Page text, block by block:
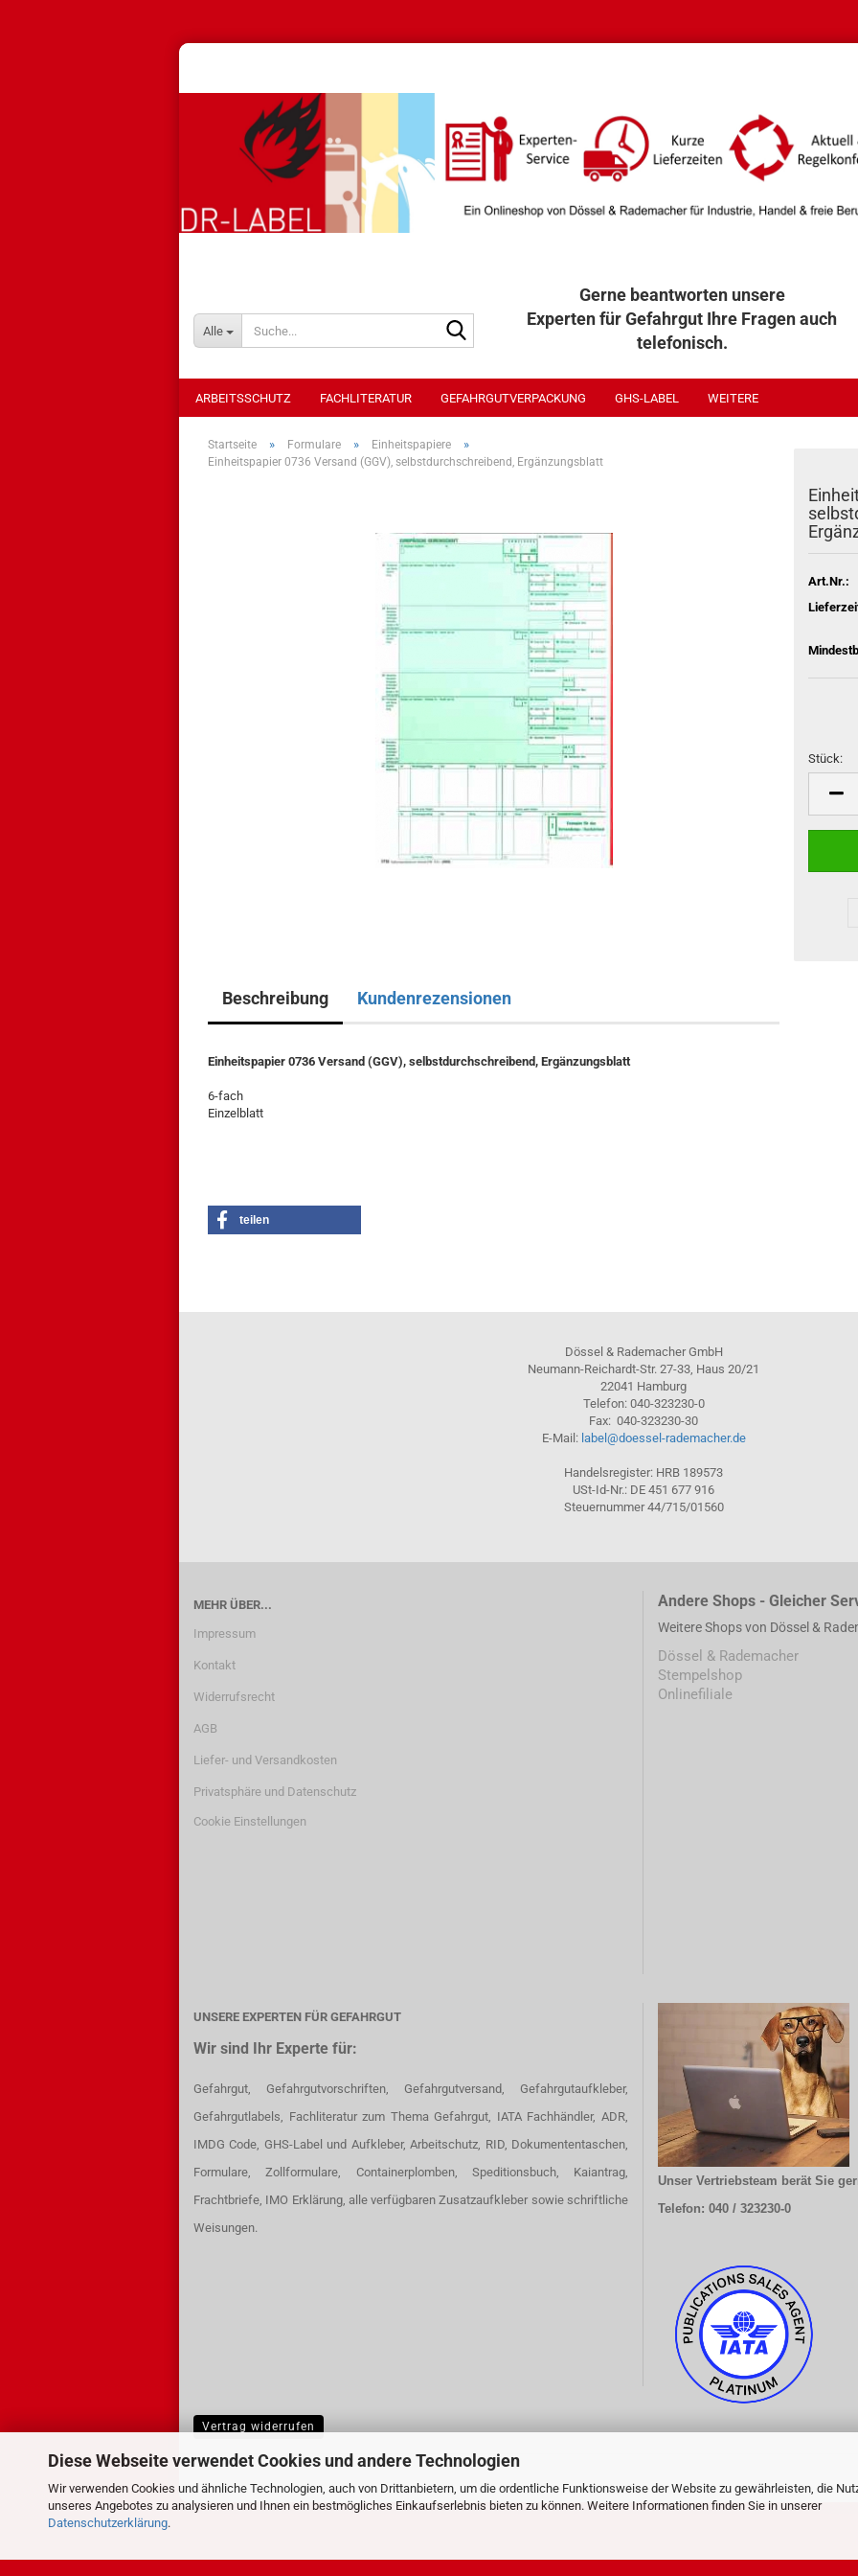
Diese Webseite verwendet Cookies und andere Technologien
Wir verwenden Cookies und ähnliche Technologien, auch von Drittanbietern, um die ordentliche Funktionsweise der Website zu gewährleisten, die
unseres Angebotes zu analysieren und Ihnen ein bestmögliches Einkaufserlebnis bieten zu können. Weitere Informationen finden Sie in unserer
Datenschutzerklärung.
Alle
Gerne beantworten unsere
Experten für Gefahrgut Ihre Fragen auch
telefonisch.
ARBEITSSCHUTZ FACHLITERATUR GEFAHRGUTVERPACKUNG GHS-LABEL WEITERE
Startseite » Formulare » Einheitspapiere »
Einheitspapier 0736 Versand (GGV), selbstdurchschreibend, Ergänzungsblatt
Art.Nr.:
Stück:
Stück
Beschreibung Kundenrezensionen
Einheitspapier 0736 Versand (GGV), selbstdurchschreibend, Ergänzungsblatt
6-fach
Einzelblatt
teilen
Dössel & Rademacher GmbH
Neumann-Reichardt-Str. 27-33, Haus 20/21
22041 Hamburg
Telefon: 040-323230-0
Fax: 040-323230-30
E-Mail: label@doessel-rademacher.de
Handelsregister: HRB 189573
USt-Id-Nr.: DE 451 677 916
Steuernummer 44/715/01560
MEHR ÜBER...
Impressum
Kontakt
Widerrufsrecht
AGB
Liefer- und Versandkosten
Privatsphäre und Datenschutz
Cookie Einstellungen
Andere Shops - Gleicher
Weitere Shops von Dössel &
Dössel & Rademacher
Stempelshop
Onlinefiliale
UNSERE EXPERTEN FÜR GEFAHRGUT
Wir sind Ihr Experte für:
Gefahrgut, Gefahrgutvorschriften, Gefahrgutversand, Gefahrgutaufkleber,
Gefahrgutlabels, Fachliteratur zum Thema Gefahrgut, IATA Fachhändler, ADR,
IMDG Code, GHS-Label und Aufkleber, Arbeitschutz, RID, Dokumententaschen,
Formulare, Zollformulare, Containerplomben, Speditionsbuch, Kaiantrag,
Frachtbriefe, IMO Erklärung, alle verfügbaren Zusatzaufkleber sowie schriftliche
Weisungen.
Unser Vertriebsteam berät Sie
Telefon: 040 / 323230-0
Vertrag widerrufen